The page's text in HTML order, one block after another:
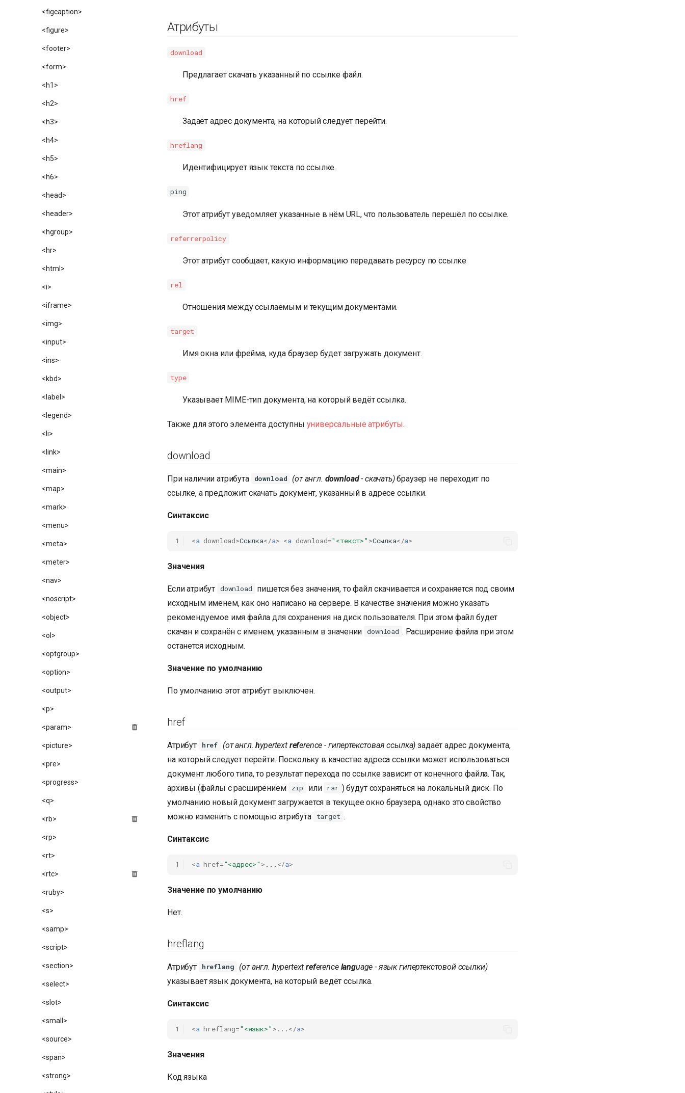
<figcaption>
<figure>
<footer>
<form>
<h1>
<h2>
<h3>
<h4>
<h5>
<h6>
<head>
<header>
<hgroup>
<hr>
<html>
<i>
<iframe>
<img>
<input>
<ins>
<kbd>
<label>
<legend>
<li>
<link>
<main>
<map>
<mark>
<menu>
<meta>
<meter>
<nav>
<noscript>
<object>
<ol>
<optgroup>
<option>
<output>
<p>
<param>
<picture>
<pre>
<progress>
<q>
<rb>
<rp>
<rt>
<rtc>
<ruby>
<s>
<samp>
<script>
<section>
<select>
<slot>
<small>
<source>
<span>
<strong>
Атрибуты
download
Предлагает скачать указанный по ссылке файл.
href
Задаёт адрес документа, на который следует перейти.
hreflang
Идентифицирует язык текста по ссылке.
ping
Этот атрибут уведомляет указанные в нём URL, что пользователь перешёл по ссылке.
referrerpolicy
Этот атрибут сообщает, какую информацию передавать ресурсу по ссылке
rel
Отношения между ссылаемым и текущим документами.
target
Имя окна или фрейма, куда браузер будет загружать документ.
type
Указывает MIME-тип документа, на который ведёт ссылка.
Также для этого элемента доступны универсальные атрибуты.
download
При наличии атрибута download (от англ. download- скачать)браузер не переходит по
ссылке, а предложит скачать документ, указанный в адресе ссылки.
Синтаксис
1 <a download>Ссылка</a> <a download="<текст>" >Ссылка</a>
Значения
Если атрибут download
пишется без значения, то файл скачивается и сохраняется под своим
исходным именем, как оно написано на сервере. В качестве значения можно указать
рекомендуемое имя файла для сохранения на диск пользователя. При этом файл будет
скачан и сохранён с именем, указанным в значении download . Расширение файла при этом
останется исходным.
Значение по умолчанию
По умолчанию этот атрибут выключен.
href
Атрибут href (от англ.hypertext reference - гипертекстовая ссылка) задаёт адрес документа,
на который следует перейти. Поскольку в качестве адреса ссылки может использоваться
документ любого типа, то результат перехода по ссылке зависит от конечного файла. Так,
архивы (файлы с расширением
zip или rar ) будут сохраняться на локальный диск. По
умолчанию новый документ загружается в текущее окно браузера, однако это свойство
можно изменить с помощью атрибута
target .
Синтаксис
1 <a href="<адрес>" > ... </a>
Значение по умолчанию
Нет.
hreflang
Атрибут hreflang (от англ. hypertextreference language - язык гипертекстовой ссылки)
указывает язык документа, на который ведёт ссылка.
Синтаксис
1 <a hreflang="<язык>" > ... </a>
Значения
Код языка